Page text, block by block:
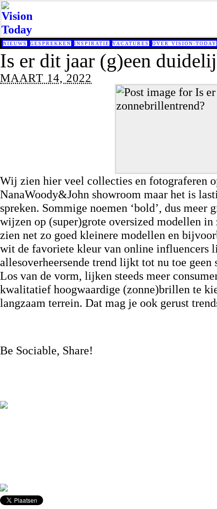
NIEUWS GESPREKKEN INSPIRATIE VACATURES OVER VISION-TODAY
Is er dit jaar (g)een
MAART 14, 2022
Wij zien hier veel collecties en fotograferen
NanaWoody&John showroom maar het is
spreken. Sommige noemen ‘bold’, dus
wijzen op (super)grote oversized modellen
zien net zo goed kleinere modellen en
wit de favoriete kleur van online
allesoverheersende trend lijkt tot nu toe
Los van de vorm, lijken steeds meer
kwalitatief hoogwaardige (zonne)brillen te
langzaam terrein. Dat mag je ook gerust
Be Sociable, Share!